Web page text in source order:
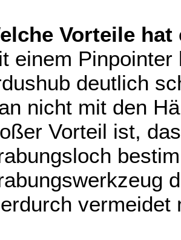
Vorteile
einem
deutlich
nicht mit den
Vorteil ist,
vermeidet